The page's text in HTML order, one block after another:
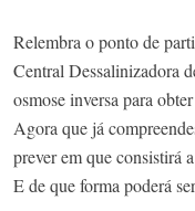
Relembra o ponto de
Central Dessalinizadora
osmose inversa para
Agora que já
prever em que consistirá
E de que forma poderá